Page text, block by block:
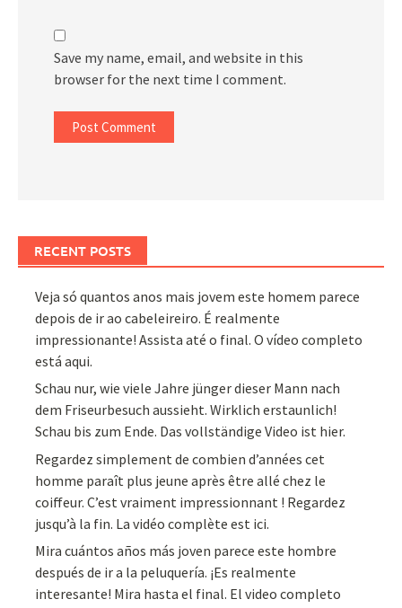
Save my name, email, and website in this
browser for the next time I comment.
RECENT POSTS
Veja só quantos anos mais jovem este homem parece
depois de ir ao cabeleireiro. É realmente
impressionante! Assista até o final. O vídeo completo
está aqui.
Schau nur, wie viele Jahre jünger dieser Mann nach
dem Friseurbesuch aussieht. Wirklich erstaunlich!
Schau bis zum Ende. Das vollständige Video ist hier.
Regardez simplement de combien d’années cet
homme paraît plus jeune après être allé chez le
coiffeur. C’est vraiment impressionnant ! Regardez
jusqu’à la fin. La vidéo complète est ici.
Mira cuántos años más joven parece este hombre
después de ir a la peluquería. ¡Es realmente
interesante! Mira hasta el final. El video completo